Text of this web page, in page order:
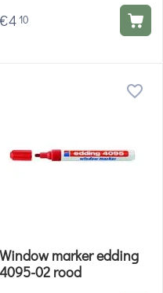
€410
Window marker edding
4095-02 rood